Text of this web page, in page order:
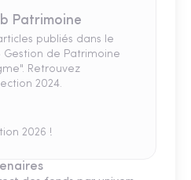
Patrimoine
publiés dans le
Gestion de Patrimoine
Retrouvez
2024.
2026 !